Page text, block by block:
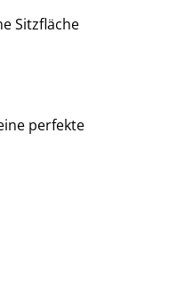
Sitzfläche
perfekte